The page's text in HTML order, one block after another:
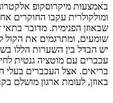
באמצעות מיקרוסקופ
ומולקולרית עקבו החוקרים
שבאוזן הפנימית. מדובר
שומעים, ומתרגמים את הקול
יש הבדל בין השערות הללו
עכברים עם מוטציה גנטית
בריאים. אצל העכברים בעלי
באוזן, לעומת ארגון מושלם